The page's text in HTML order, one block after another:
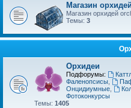
Магазин орхидей
Магазин орхидей
Темы: 3
Орхидеи
Подфорумы:
Фаленопсисы
Онцидиумные
Фотоконкурсы
Темы: 1405